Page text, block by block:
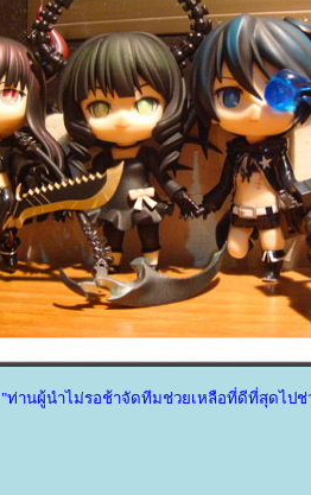
"ท่านผู้นำไม่รอช้าจัดทีมช่วยเหลือที่ดีที่สุดไป